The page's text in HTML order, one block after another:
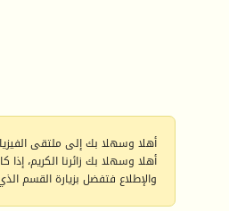
أهلا وسهلا بك إلى ملتقى
أهلا وسهلا بك زائرنا الكريم، إذا
والإطلاع فتفضل بزيارة القسم